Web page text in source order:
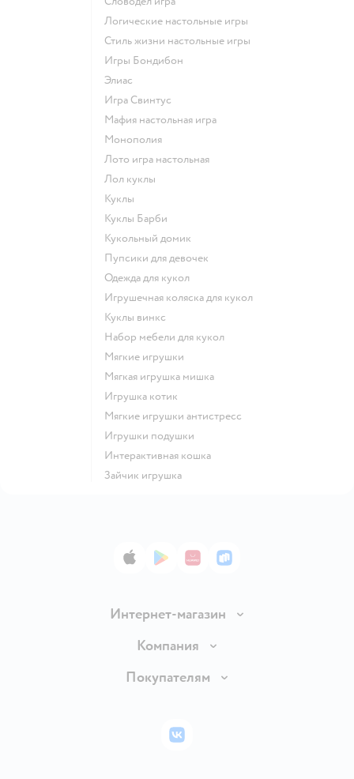
Логические настольные игры
Стиль жизни настольные игры
Игры Бондибон
Элиас
Игра Свинтус
Мафия настольная игра
Монополия
Лото игра настольная
Лол куклы
Куклы
Куклы Барби
Кукольный домик
Пупсики для девочек
Одежда для кукол
Игрушечная коляска для кукол
Куклы винкс
Набор мебели для кукол
Мягкие игрушки
Мягкая игрушка мишка
Игрушка котик
Мягкие игрушки антистресс
Игрушки подушки
Интерактивная кошка
Зайчик игрушка
App StoreGoogle Play
AppGallery
RuStore
Интернет-магазин
Доставка и оплата
Правила продажи
Политика использования файлов cookie
Компания
Вакансии
Покупателям
Бонусные карты
ВКонтакте